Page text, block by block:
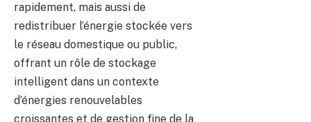
rapidement, mais aussi de
redistribuer l’énergie stockée vers
le réseau domestique ou public,
offrant un rôle de stockage
intelligent dans un contexte
d’énergies renouvelables
croissantes et de gestion fine de la